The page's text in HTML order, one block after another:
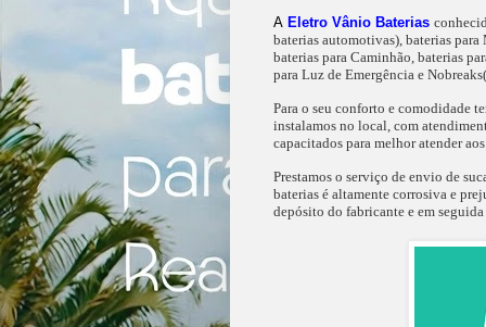
A Eletro Vânio Baterias
baterias automotivas), baterias
baterias para Caminhão, baterias
para Luz de Emergência e
Para o seu conforto e comodidade
instalamos no local, com
capacitados para melhor atender
Prestamos o serviço de envio de
baterias é altamente corrosiva e
depósito do fabricante e em